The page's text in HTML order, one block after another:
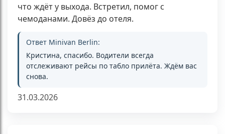
что ждёт у выхода. Встретил, помог с
чемоданами. Довёз до отеля.
Ответ Minivan Berlin:
Кристина, спасибо. Водители всегда
отслеживают рейсы по табло прилёта. Ждём вас
снова.
31.03.2026